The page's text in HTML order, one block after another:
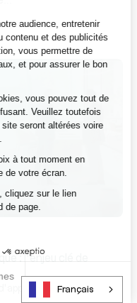
audience, entretenir
contenu et des publicités
vous permettre de
et pour assurer le bon
vous pouvez tout de
Veuillez toutefois
site seront altérées voire
à tout moment en
de votre écran.
cliquez sur le lien
de page.
J’accepte tout
: l’enjeu clé de
mais d’exécution.
Français